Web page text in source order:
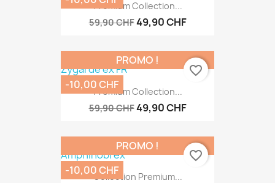
Premium Collection...
59,90 CHF49,90 CHF
Premium Collection...
59,90 CHF49,90 CHF
PROMO !
-10,00 CHF
favorite_border
Collection Premium...
PROMO !
-10,00 CHF
favorite_border